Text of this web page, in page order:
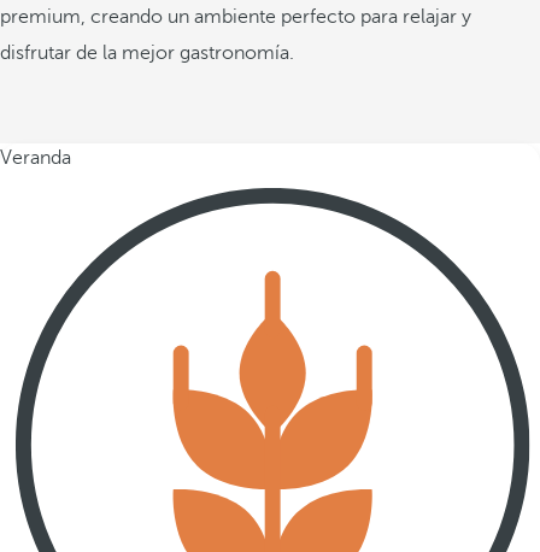
premium, creando un ambiente perfecto para relajar y
disfrutar de la mejor gastronomía.
Veranda